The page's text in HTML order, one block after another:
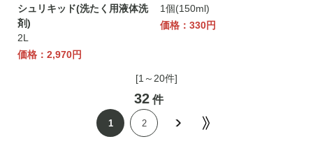
シュリキッド(洗たく用液体洗
剤)
2L
価格：2,970円
1個(150ml)
価格：330円
[1～20件]
32件
1 2